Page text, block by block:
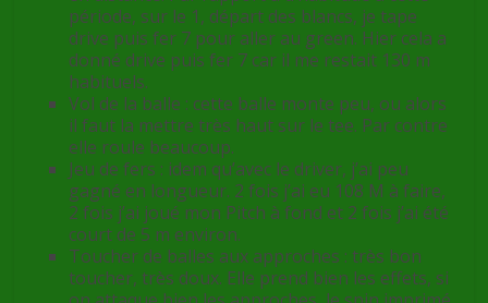
période, sur le 1, départ des blancs, je tape
drive puis fer 7 pour aller au green. Hier cela a
donné drive puis fer 7 car il me restait 130 m
habituels.
Vol de la balle : cette balle monte peu, ou alors
il faut la mettre très haut sur le tee. Par contre
elle roule beaucoup.
Jeu de fers : idem qu’avec le driver, j’ai peu
gagné en longueur. 2 fois j’ai eu 108 M à faire,
2 fois j’ai joué mon Pitch à fond et 2 fois j’ai été
court de 5 m environ.
Toucher de balles aux approches : très bon
toucher, très doux. Elle prend bien les effets, si